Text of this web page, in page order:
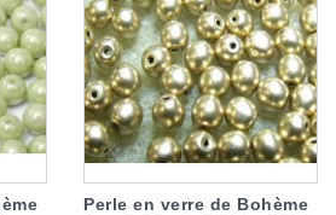
Perle en verre de Bohème